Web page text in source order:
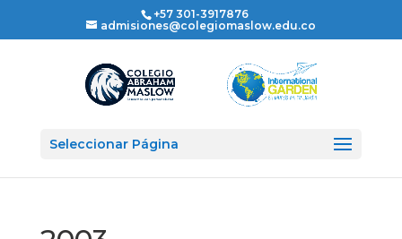
+57 301-3917876
admisiones@colegiomaslow.edu.co
Seleccionar Página